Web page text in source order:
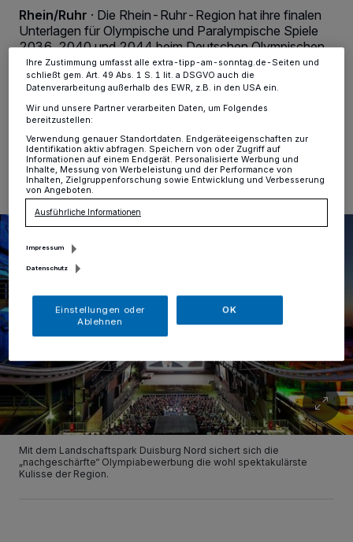
Rhein/Ruhr · Die Rhein-Ruhr-Region hat ihre finalen
Unterlagen für Olympische und Paralympische Spiele
2036, 2040 und 2044 beim Deutschen Olympischen
Sportbund (DOSB) eingereicht. Inhalt u. a.: mehr
Duisburg.
05.06.2026 , 10:38 Uhr Eine Minute Lesezeit
Mit dem Landschaftspark Duisburg Nord sichert sich die
„nachgeschärfte“ Olympiabewerbung die wohl spektakulärste
Kulisse der Region.
Einstellungen oder Ablehnen am unteren Rand der Webseite klicken.
Ihre Einstellungen gelten innerhalb unseres Website. Weitere
Informationen finden Sie in unserer Datenschutzerklärung.
Ihre Zustimmung umfasst alle extra-tipp-am-sonntag.de-Seiten und
schließt gem. Art. 49 Abs. 1 S. 1 lit. a DSGVO auch die
Datenverarbeitung außerhalb des EWR, z.B. in den USA ein.
Wir und unsere Partner verarbeiten Daten, um Folgendes
bereitzustellen:
Verwendung genauer Standortdaten. Endgeräteeigenschaften zur
Identifikation aktiv abfragen. Speichern von oder Zugriff auf
Informationen auf einem Endgerät. Personalisierte Werbung und
Inhalte, Messung von Werbeleistung und der Performance von
Inhalten, Zielgruppenforschung sowie Entwicklung und Verbesserung
von Angeboten.
Ausführliche Informationen
Impressum
Datenschutz
Einstellungen oder
Ablehnen
OK